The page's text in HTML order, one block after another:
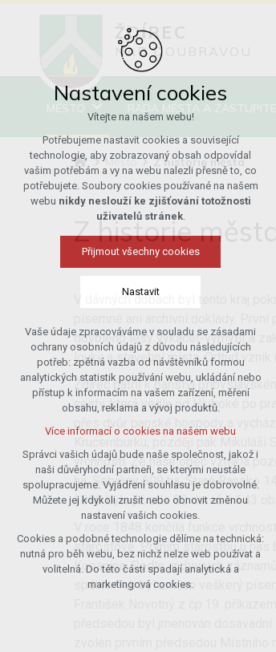
ŽDÍREC
NAD DOUBRAVOU
RADA MĚSTA A
Město Z historie města
Z historie města
V dávných dobách byl tento kraj
písemné ani archivní doklady.
dovoleno lesy vykácet-vymýtit a
louky a stavební místa. Odtud vznik
Ždírec patřil k panství
cesty, která vedla od Hluboké po
přes dvůr panské hospody a
Krucemburku, později pak
vrchnosti. Že naše obec vznikla
ha, Sobiňov 609 ha, Staré Ransko
1890 bylo již zde 80 domů a 643
V roce 1848 končila funkce
starostové. Prvním starostou u nás
Kopanina. Podle archivních
spálila. Tak byl zničen veškerý
František Novotný z čp.19.
předsedou byl jmenován
zvolen prvním předsedou
Nastavení cookies
Vítejte na našem webu!
Potřebujeme nastavit cookies a související
technologie, aby zobrazovaný obsah odpovídal
vašim potřebám a vy na webu nalezli přesně to, co
potřebujete. Soubory cookies používané na našem
webu nikdy neslouží ke zjišťování totožnosti
uživatelů stránek.
Přijmout všechny cookies
Nastavit
Technická cookies
nutná pro provozování webu
udržení kontextu stránek (session):
případná přihlášení, volby jazyka, apod.
Volitelná cookies
analytická pro anonymizované
vyhodnocení návštěvnosti
marketingová cookies (Google)
Více informací o cookies na našem webu
Přijmout všechny cookies
Odmítnout vše
Vaše údaje zpracováváme v souladu se zásadami
ochrany osobních údajů z důvodu následujících
potřeb: zpětná vazba od návštěvníků formou
analytických statistik používání webu, ukládání nebo
přístup k informacím na vašem zařízení, měření
obsahu, reklama a vývoj produktů.
Více informací o cookies na našem webu
Správci vašich údajů bude naše společnost, jakož i
naši důvěryhodní partneři, se kterými neustále
spolupracujeme. Vyjádření souhlasu je dobrovolné.
Můžete jej kdykoli zrušit nebo obnovit změnou
nastavení vašich cookies.
Cookies a podobné technologie dělíme na technická:
nutná pro běh webu, bez nichž nelze web používat a
volitelná. Do této části spadají analytická a
marketingová cookies.